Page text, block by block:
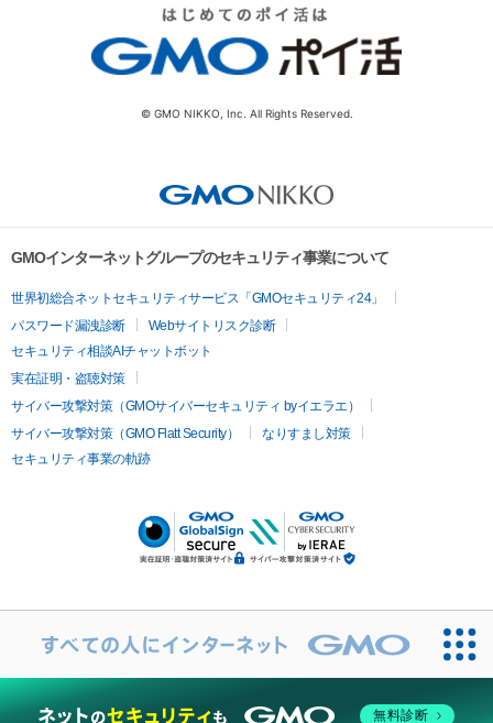
© GMO NIKKO, Inc. All Rights Reserved.
GMOインターネットグループのセキュリティ事業について
世界初総合ネットセキュリティサービス「GMOセキュリティ24」
パスワード漏洩診断
Webサイトリスク診断
セキュリティ相談AIチャットボット
実在証明・盗聴対策
サイバー攻撃対策（GMOサイバーセキュリティ byイエラエ）
サイバー攻撃対策（GMO Flatt Security）
なりすまし対策
セキュリティ事業の軌跡
無料診断